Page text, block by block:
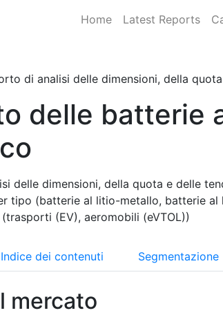
Home Latest Reports
di analisi delle dimensioni, della
delle batterie
delle dimensioni, della quota e delle
tipo (batterie al litio-metallo, batterie
(EV), aeromobili (eVTOL))
Indice dei contenuti Segmentazione
mercato